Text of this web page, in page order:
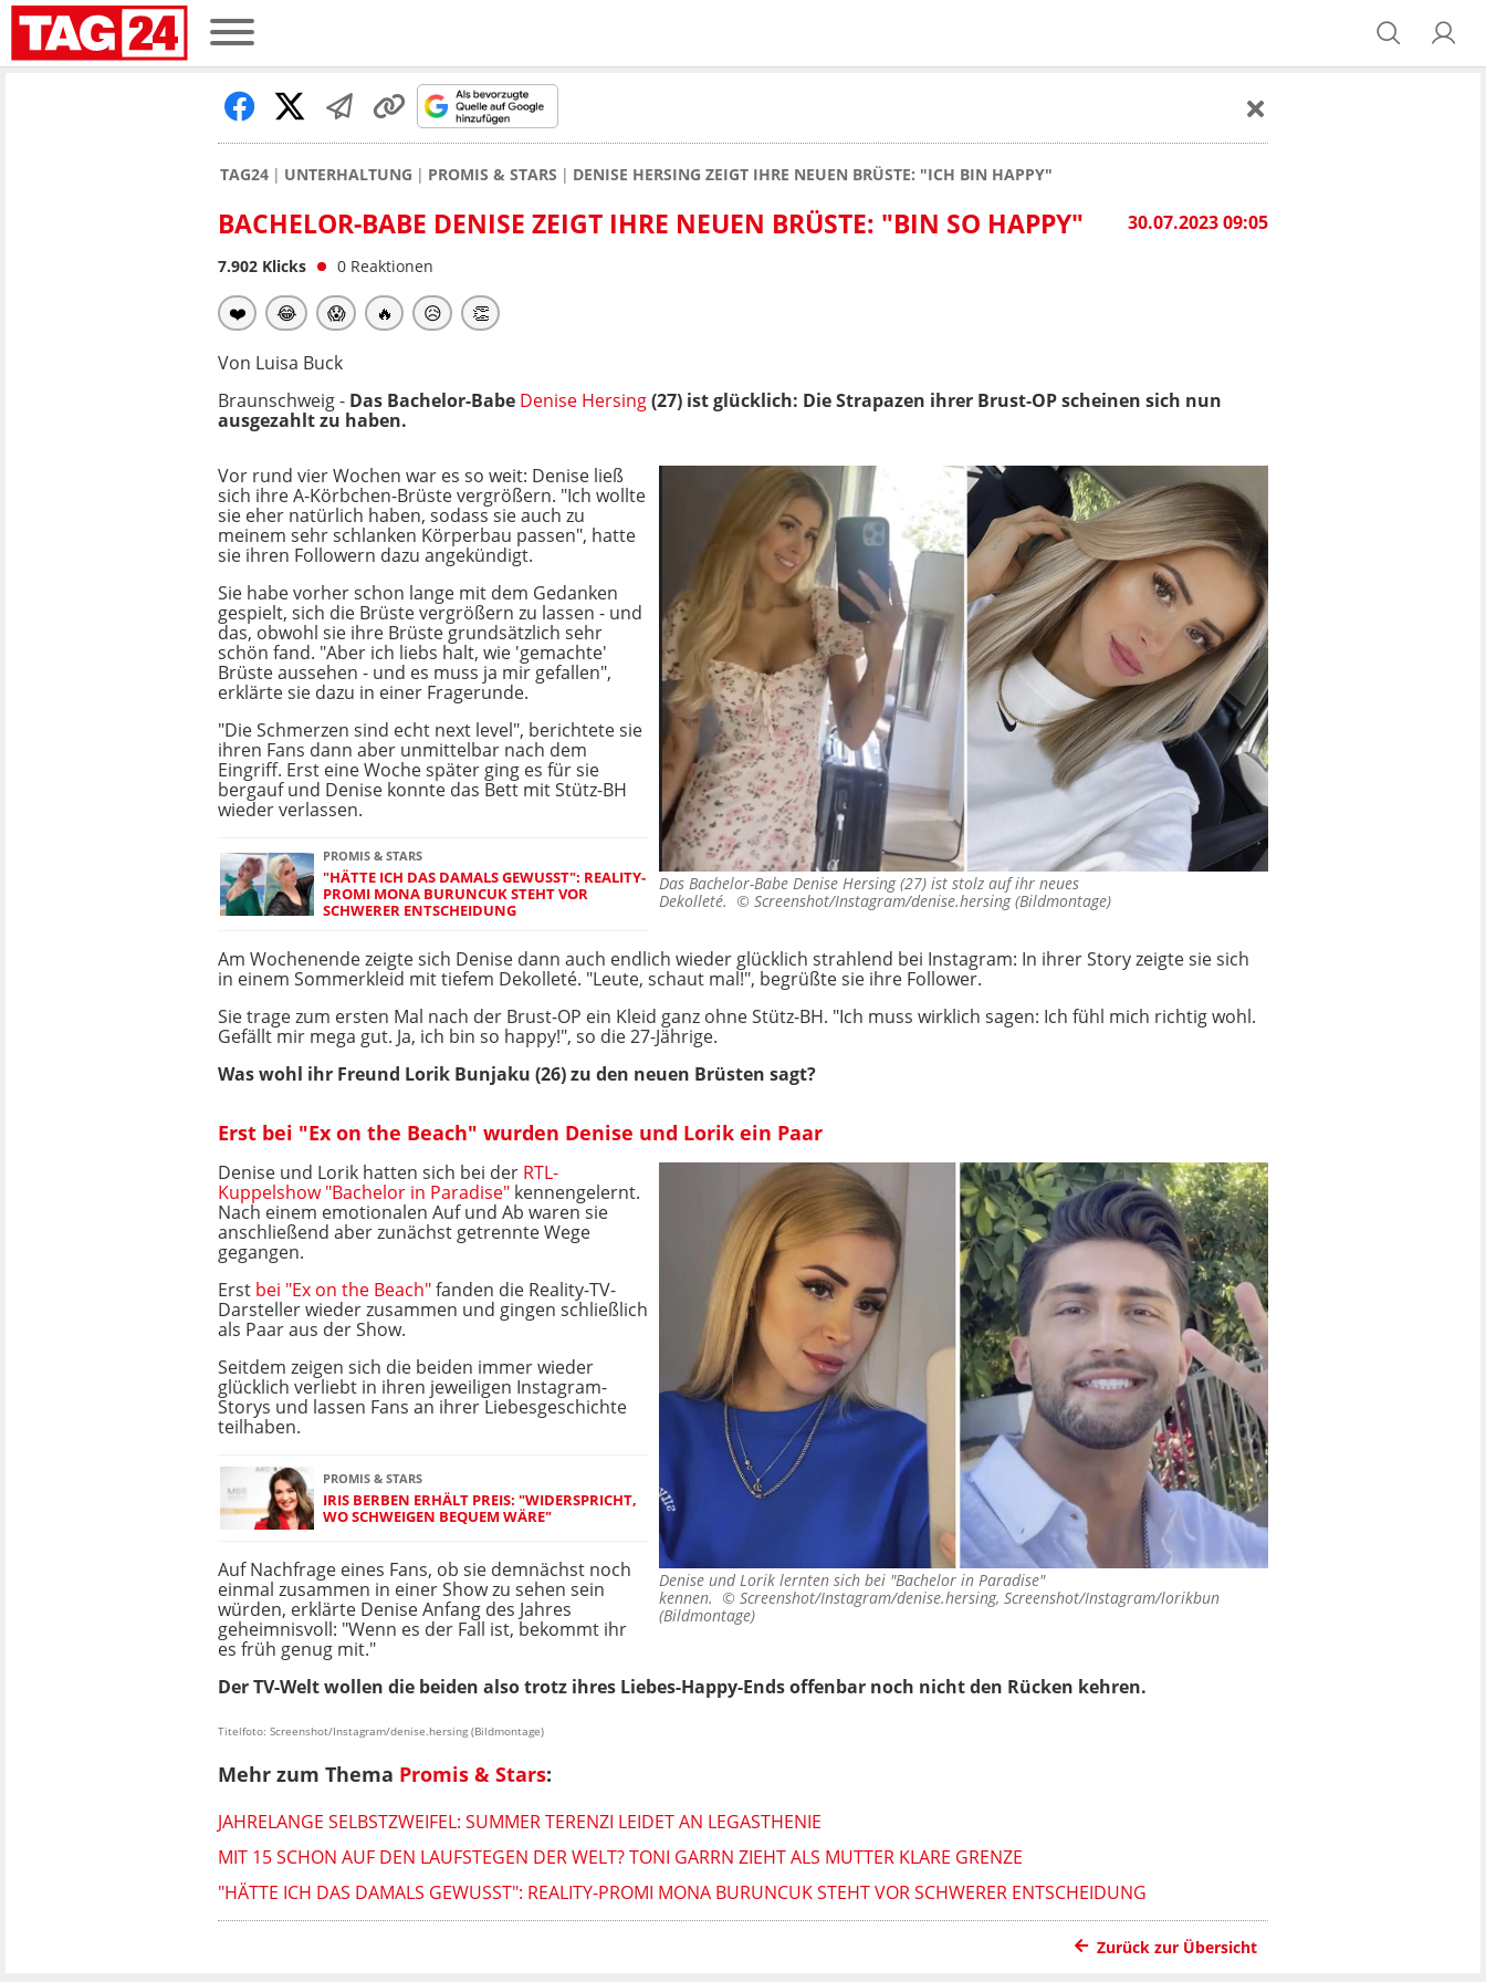
TAG24 UNTERHALTUNG PROMIS & STARS DENISE HERSING ZEIGT IHRE NEUEN BRÜSTE: "ICH BIN HAPPY"
30.07.2023 09:05
BACHELOR-BABE DENISE ZEIGT IHRE NEUEN BRÜSTE: "BIN SO HAPPY"
7.902 Klicks 0 Reaktionen
❤️ 😂 😱 🔥 😥 👏
Von Luisa Buck
Braunschweig - Das Bachelor-Babe Denise Hersing(27) ist glücklich: Die Strapazen ihrer Brust-OP scheinen sich nun
ausgezahlt zu haben.
Das Bachelor-Babe Denise Hersing (27) ist stolz auf ihr neues
Dekolleté. © Screenshot/Instagram/denise.hersing (Bildmontage)
Vor rund vier Wochen war es so weit: Denise ließ
sich ihre A-Körbchen-Brüste vergrößern. "Ich wollte
sie eher natürlich haben, sodass sie auch zu
meinem sehr schlanken Körperbau passen", hatte
sie ihren Followern dazu angekündigt.
Sie habe vorher schon lange mit dem Gedanken
gespielt, sich die Brüste vergrößern zu lassen - und
das, obwohl sie ihre Brüste grundsätzlich sehr
schön fand. "Aber ich liebs halt, wie 'gemachte'
Brüste aussehen - und es muss ja mir gefallen",
erklärte sie dazu in einer Fragerunde.
"Die Schmerzen sind echt next level", berichtete sie
ihren Fans dann aber unmittelbar nach dem
Eingriff. Erst eine Woche später ging es für sie
bergauf und Denise konnte das Bett mit Stütz-BH
wieder verlassen.
PROMIS & STARS
"HÄTTE ICH DAS DAMALS GEWUSST": REALITY-
PROMI MONA BURUNCUK STEHT VOR
SCHWERER ENTSCHEIDUNG
Am Wochenende zeigte sich Denise dann auch endlich wieder glücklich strahlend bei Instagram: In ihrer Story zeigte sie sich
in einem Sommerkleid mit tiefem Dekolleté. "Leute, schaut mal!", begrüßte sie ihre Follower.
Sie trage zum ersten Mal nach der Brust-OP ein Kleid ganz ohne Stütz-BH. "Ich muss wirklich sagen: Ich fühl mich richtig wohl.
Gefällt mir mega gut. Ja, ich bin so happy!", so die 27-Jährige.
Was wohl ihr Freund Lorik Bunjaku (26) zu den neuen Brüsten sagt?
Erst bei "Ex on the Beach" wurden Denise und Lorik ein Paar
Denise und Lorik lernten sich bei "Bachelor in Paradise"
kennen. © Screenshot/Instagram/denise.hersing, Screenshot/Instagram/lorikbun
(Bildmontage)
Denise und Lorik hatten sich bei der RTL-
Kuppelshow "Bachelor in Paradise" kennengelernt.
Nach einem emotionalen Auf und Ab waren sie
anschließend aber zunächst getrennte Wege
gegangen.
Erst bei "Ex on the Beach"fanden die Reality-TV-
Darsteller wieder zusammen und gingen schließlich
als Paar aus der Show.
Seitdem zeigen sich die beiden immer wieder
glücklich verliebt in ihren jeweiligen Instagram-
Storys und lassen Fans an ihrer Liebesgeschichte
teilhaben.
PROMIS & STARS
IRIS BERBEN ERHÄLT PREIS: "WIDERSPRICHT,
WO SCHWEIGEN BEQUEM WÄRE"
Auf Nachfrage eines Fans, ob sie demnächst noch
einmal zusammen in einer Show zu sehen sein
würden, erklärte Denise Anfang des Jahres
geheimnisvoll: "Wenn es der Fall ist, bekommt ihr
es früh genug mit."
Der TV-Welt wollen die beiden also trotz ihres Liebes-Happy-Ends offenbar noch nicht den Rücken kehren.
Titelfoto: Screenshot/Instagram/denise.hersing (Bildmontage)
Mehr zum Thema Promis & Stars:
JAHRELANGE SELBSTZWEIFEL: SUMMER TERENZI LEIDET AN LEGASTHENIE
MIT 15 SCHON AUF DEN LAUFSTEGEN DER WELT? TONI GARRN ZIEHT ALS MUTTER KLARE GRENZE
"HÄTTE ICH DAS DAMALS GEWUSST": REALITY-PROMI MONA BURUNCUK STEHT VOR SCHWERER ENTSCHEIDUNG
Zurück zur Übersicht